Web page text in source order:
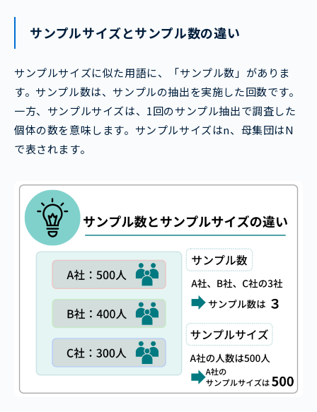
サンプルサイズとサンプル数の違い
サンプルサイズに似た用語に、「サンプル数」がありま
す。サンプル数は、サンプルの抽出を実施した回数です。
一方、サンプルサイズは、1回のサンプル抽出で調査した
個体の数を意味します。サンプルサイズはn、母集団はN
で表されます。